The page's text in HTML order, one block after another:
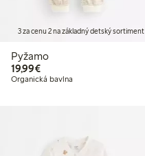
3 za cenu 2 na základný detský sortiment
Pyžamo
19,99€19,99 €
Organická bavlna